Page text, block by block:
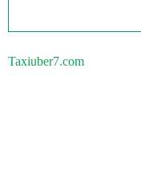
Taxiuber7.com